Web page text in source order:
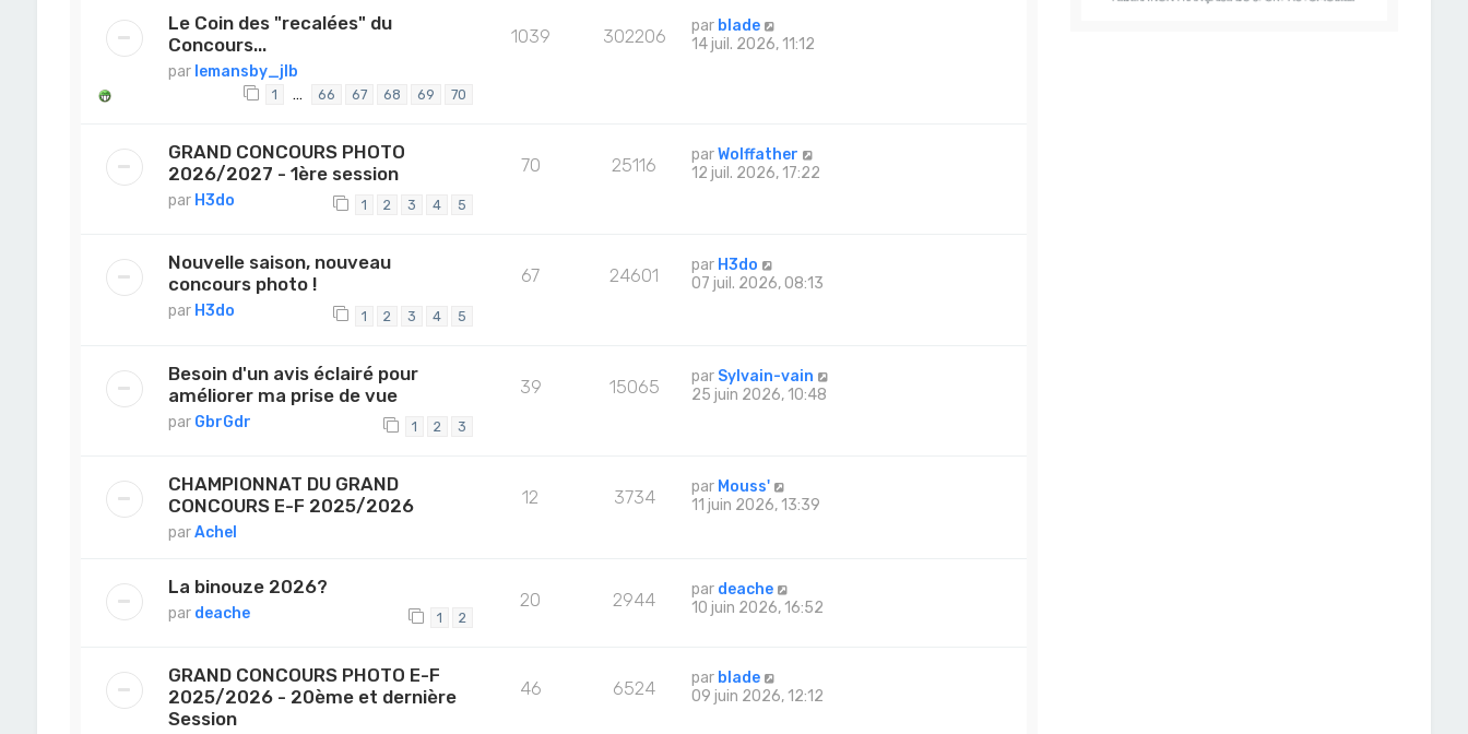
Le Coin des "recalées" du
Concours...
par lemansby_jlb
1 … 66 67 68 69 70
1039 302206 par blade
14 juil. 2026, 11:12
GRAND CONCOURS PHOTO
2026/2027 - 1ère session
par H3do 1 2 3 4 5
70 25116 parWolffather
12 juil. 2026, 17:22
Nouvelle saison, nouveau
concours photo !
par H3do 1 2 3 4 5
67 24601 par H3do
07 juil. 2026, 08:13
Besoin d'un avis éclairé pour
améliorer ma prise de vue
par GbrGdr 1 2 3
39 15065 par Sylvain-vain
25 juin 2026, 10:48
CHAMPIONNAT DU GRAND
CONCOURS E-F 2025/2026
parAchel
12 3734 par Mouss'
11 juin 2026, 13:39
La binouze 2026?
par deache 1 2
20 2944 par deache
10 juin 2026, 16:52
GRAND CONCOURS PHOTO E-F
2025/2026 - 20ème et dernière
Session
46 6524 par blade
09 juin 2026, 12:12